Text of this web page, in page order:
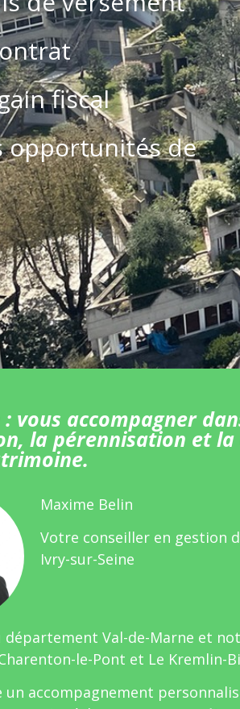
fiscal
opportunités de
vous accompagner
la pérennisation et la
Maxime Belin
Votre conseiller en gestion
Ivry-sur-Seine
département Val-de-Marne et
le-Pont et Le Kremlin-
un accompagnement